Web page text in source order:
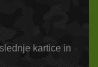
kartice in